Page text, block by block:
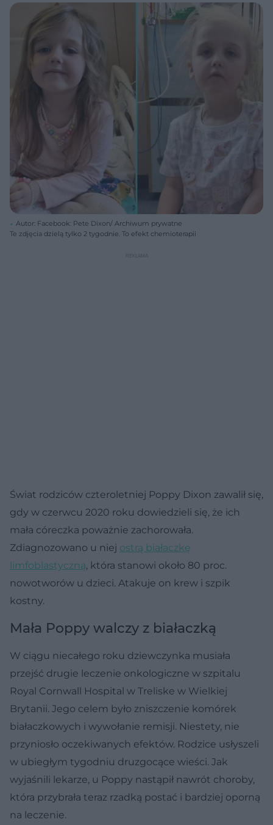
Autor: Facebook: Pete Dixon/ Archiwum prywatne
Te zdjęcia dzielą tylko 2 tygodnie. To efekt chemioterapii
Świat rodziców czteroletniej Poppy Dixon zawalił się,
gdy w czerwcu 2020 roku dowiedzieli się, że ich
mała córeczka poważnie zachorowała.
Zdiagnozowano u niej ostrą białaczkę
limfoblastyczną, która stanowi około 80 proc.
nowotworów u dzieci. Atakuje on krew i szpik
kostny.
Mała Poppy walczy z białaczką
W ciągu niecałego roku dziewczynka musiała
przejść drugie leczenie onkologiczne w szpitalu
Royal Cornwall Hospital w Treliske w Wielkiej
Brytanii. Jego celem było zniszczenie komórek
białaczkowych i wywołanie remisji. Niestety, nie
przyniosło oczekiwanych efektów. Rodzice usłyszeli
w ubiegłym tygodniu druzgocące wieści. Jak
wyjaśnili lekarze, u Poppy nastąpił nawrót choroby,
która przybrała teraz rzadką postać i bardziej oporną
na leczenie.